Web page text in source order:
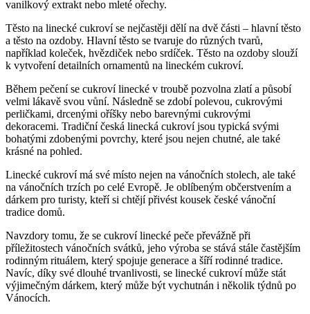
vanilkový extrakt nebo mleté ořechy.
Těsto na linecké cukroví se nejčastěji dělí na dvě části – hlavní těsto
a těsto na ozdoby. Hlavní těsto se tvaruje do různých tvarů,
například koleček, hvězdiček nebo srdíček. Těsto na ozdoby slouží
k vytvoření detailních ornamentů na lineckém cukroví.
Během pečení se cukroví linecké v troubě pozvolna zlatí a působí
velmi lákavě svou vůní. Následně se zdobí polevou, cukrovými
perličkami, drcenými oříšky nebo barevnými cukrovými
dekoracemi. Tradiční česká linecká cukroví jsou typická svými
bohatými zdobenými povrchy, které jsou nejen chutné, ale také
krásné na pohled.
Linecké cukroví má své místo nejen na vánočních stolech, ale také
na vánočních trzích po celé Evropě. Je oblíbeným občerstvením a
dárkem pro turisty, kteří si chtějí přivést kousek české vánoční
tradice domů.
Navzdory tomu, že se cukroví linecké peče převážně při
příležitostech vánočních svátků, jeho výroba se stává stále častějším
rodinným rituálem, který spojuje generace a šíří rodinné tradice.
Navíc, díky své dlouhé trvanlivosti, se linecké cukroví může stát
výjimečným dárkem, který může být vychutnán i několik týdnů po
Vánocích.